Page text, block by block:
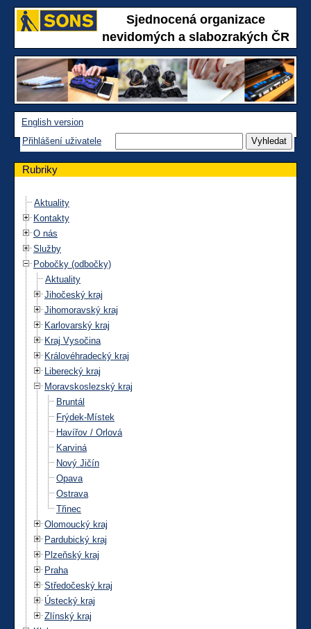
Sjednocená organizace
nevidomých a slabozrakých ČR
English version
Přihlášení uživatele
Rubriky
Aktuality
Kontakty
O nás
Služby
Pobočky (odbočky)
Aktuality
Jihočeský kraj
Jihomoravský kraj
Karlovarský kraj
Kraj Vysočina
Královéhradecký kraj
Liberecký kraj
Moravskoslezský kraj
Bruntál
Frýdek-Místek
Havířov / Orlová
Karviná
Nový Jičín
Opava
Ostrava
Třinec
Olomoucký kraj
Pardubický kraj
Plzeňský kraj
Praha
Středočeský kraj
Ústecký kraj
Zlínský kraj